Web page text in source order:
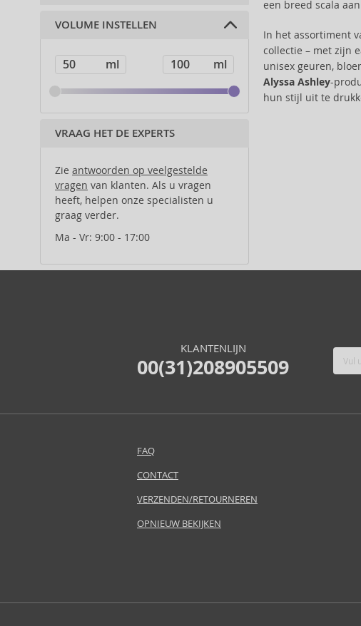
een breed scala
In het assortiment
collectie – met zijn
unisex geuren,
Alyssa Ashley-
hun stijl uit te
Aquolina (3)
Arabiyat Prestige (11)
Aramis (13)
Atkinsons (1)
Azha (12)
Baldessarini (32)
Balmain (1)
Bath & Body Works (1)
Boucheron (8)
Calvin Klein (4)
Charriol (2)
cashmeran (1)
vanille (1)
50 ml (1)
100 ml (1)
VOLUME INSTELLEN
VRAAG HET DE EXPERTS
Zie antwoorden op veelgestelde
vragen van klanten. Als u vragen
heeft, helpen onze specialisten u
graag verder.
Ma - Vr: 9:00 - 17:00
KLANTENLIJN
00(31)208905509
FAQ
CONTACT
VERZENDEN/RETOURNEREN
OPNIEUW BEKIJKEN